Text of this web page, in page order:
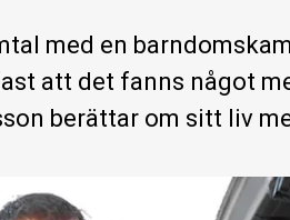
med en
att det fanns något
berättar om sitt liv